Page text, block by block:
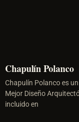
Chapulín Polanco
Chapulín Polanco es
Mejor Diseño
incluido en